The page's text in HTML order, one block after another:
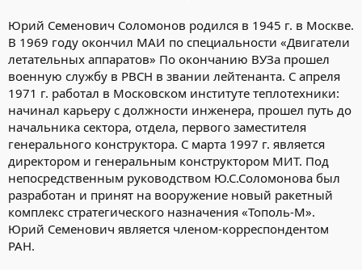
Юрий Семенович Соломонов родился в 1945 г. в Москве.
В 1969 году окончил МАИ по специальности «Двигатели
летательных аппаратов» По окончанию ВУЗа прошел
военную службу в РВСН в звании лейтенанта. С апреля
1971 г. работал в Московском институте теплотехники:
начинал карьеру с должности инженера, прошел путь до
начальника сектора, отдела, первого заместителя
генерального конструктора. С марта 1997 г. является
директором и генеральным конструктором МИТ. Под
непосредственным руководством Ю.С.Соломонова был
разработан и принят на вооружение новый ракетный
комплекс стратегического назначения «Тополь-М».
Юрий Семенович является членом-корреспондентом
РАН.